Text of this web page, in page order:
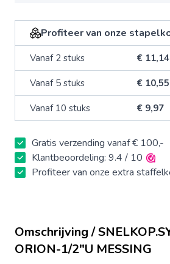
Profiteer van onze
Vanaf 2 stuks € 11,14
Vanaf 5 stuks € 10,55
Vanaf 10 stuks € 9,97
Gratis verzending vanaf € 100,-
Klantbeoordeling: 9.4 / 10
Profiteer van onze extra
Omschrijving /
ORION-1/2"U MESSING